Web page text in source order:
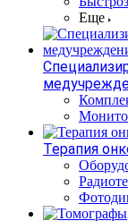
Еще
Терапия